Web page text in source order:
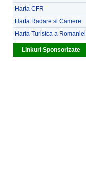
Harta CFR
Harta Radare si Camere
Harta Turistca a Romaniei
Linkuri Sponsorizate